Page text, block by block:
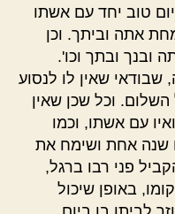
טוב יחד עם אשתו
אתה וביתך. וכן
ובנך ובתך וכו'.
שאין לו לנסוע
השלום. וכל שכן שאין
עם אשתו, וכמו
שנה אחת ושימח את
פני רבו ברגל,
באופן שיכול